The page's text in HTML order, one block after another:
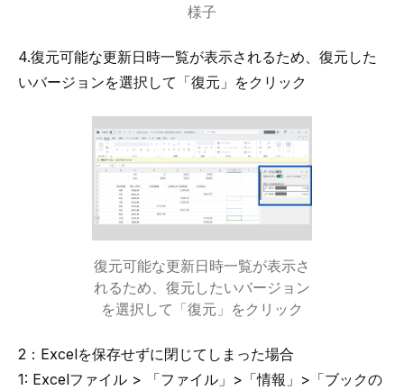
様子
4.復元可能な更新日時一覧が表示されるため、復元した
いバージョンを選択して「復元」をクリック
復元可能な更新日時一覧が表示さ
れるため、復元したいバージョン
を選択して「復元」をクリック
2：Excelを保存せずに閉じてしまった場合
1: Excelファイル > 「ファイル」>「情報」>「ブックの